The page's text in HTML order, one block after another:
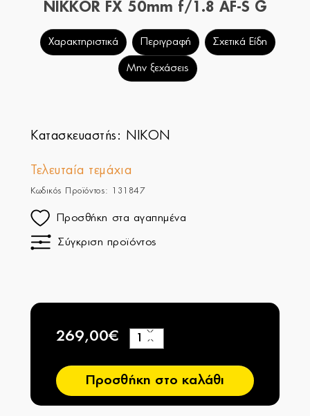
NIKKOR FX 50mm f/1.8 AF-S G
Χαρακτηριστικά Περιγραφή Σχετικά Είδη
Μην ξεχάσεις
Κατασκευαστής: NIKON
Τελευταία τεμάχια
Κωδικός Προϊόντος: 131847
Προσθήκη στα αγαπημένα
Σύγκριση προϊόντος
269,00€
−
+
Προσθήκη στο καλάθι